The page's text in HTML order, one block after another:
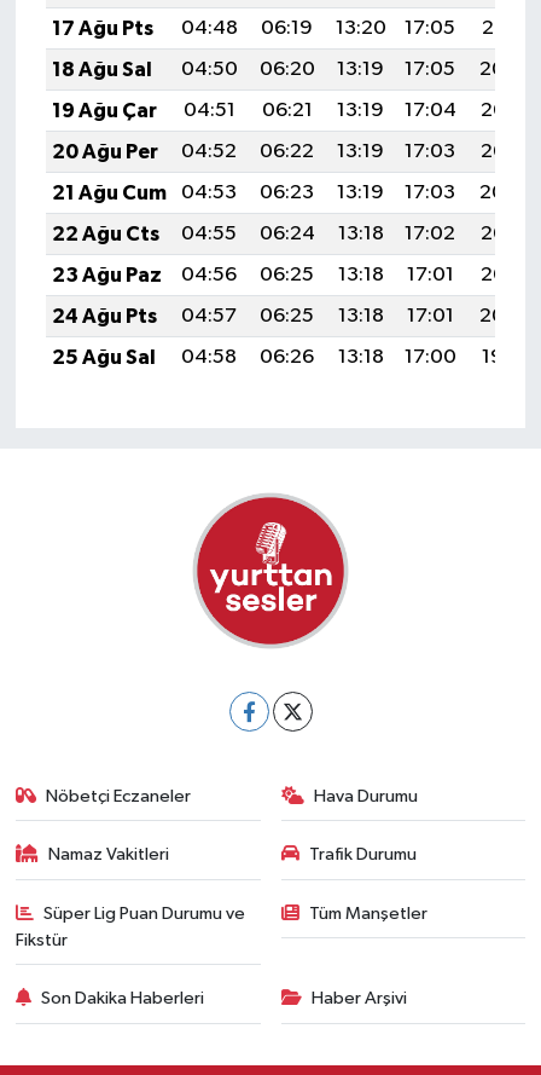
17 Ağu Pts
04:48 06:19 13:20 17:05
20:10
18 Ağu Sal
04:50 06:20 13:19 17:05
20:09
19 Ağu Çar
04:51 06:21 13:19 17:04
20:07
20 Ağu Per
04:52 06:22 13:19 17:03
20:06
21 Ağu Cum
04:53 06:23 13:19 17:03
20:04
22 Ağu Cts
04:55 06:24 13:18 17:02
20:03
23 Ağu Paz
04:56 06:25 13:18 17:01
20:02
24 Ağu Pts
04:57 06:25 13:18 17:01
20:00
25 Ağu Sal
04:58 06:26 13:18 17:00 19:59
Nöbetçi Eczaneler Hava Durumu
Namaz Vakitleri Trafik Durumu
Süper Lig Puan Durumu ve
Fikstür
Tüm Manşetler
Son Dakika Haberleri Haber Arşivi